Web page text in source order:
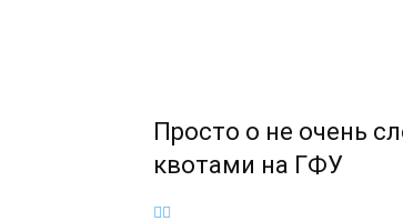
Просто о не очень
квотами на ГФУ